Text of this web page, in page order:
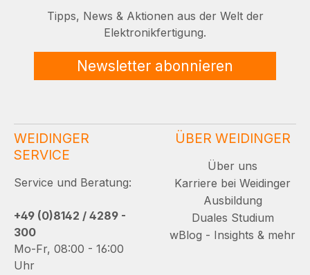
Tipps, News & Aktionen aus der Welt der
Elektronikfertigung.
Newsletter abonnieren
WEIDINGER
SERVICE
Service und Beratung:
+49 (0)8142 / 4289 -
300
Mo-Fr, 08:00 - 16:00
Uhr
ÜBER WEIDINGER
Über uns
Karriere bei Weidinger
Ausbildung
Duales Studium
wBlog - Insights & mehr